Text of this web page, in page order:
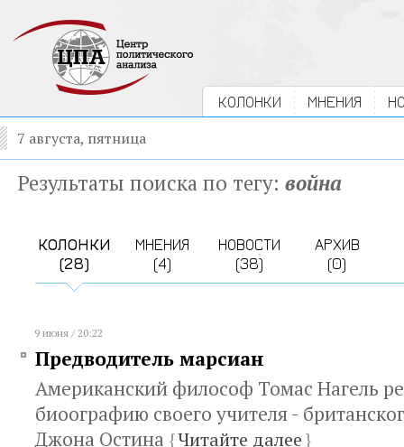
КОЛОНКИ МНЕНИЯ
7 августа, пятница
Результаты поиска по тегу: война
КОЛОНКИ
(28)
МНЕНИЯ
(4)
НОВОСТИ
(38)
АРХИВ
(0)
9 июня / 20:22
Предводитель марсиан
Американский философ Томас Нагель
биоографию своего учителя -
Джона Остина {Читайте далее}